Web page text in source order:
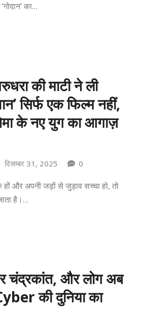
का…
की माटी ने ली
सिर्फ एक फिल्म नहीं,
के नए युग का आगाज़
दिसम्बर 31, 2025 0
और अपनी जड़ों से जुड़ाव सच्चा हो, तो
है।…
चंद्रकांत, और लोग अब
की दुनिया का